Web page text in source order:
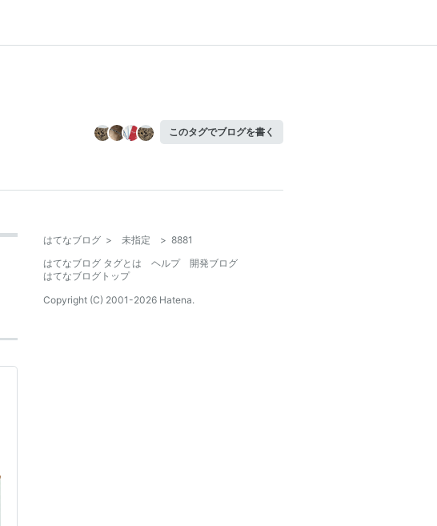
このタグでブログを書く
はてなブログ > 未指定 > 8881
はてなブログ タグとは
ヘルプ
開発ブログ
はてなブログトップ
Copyright (C) 2001-2026 Hatena.